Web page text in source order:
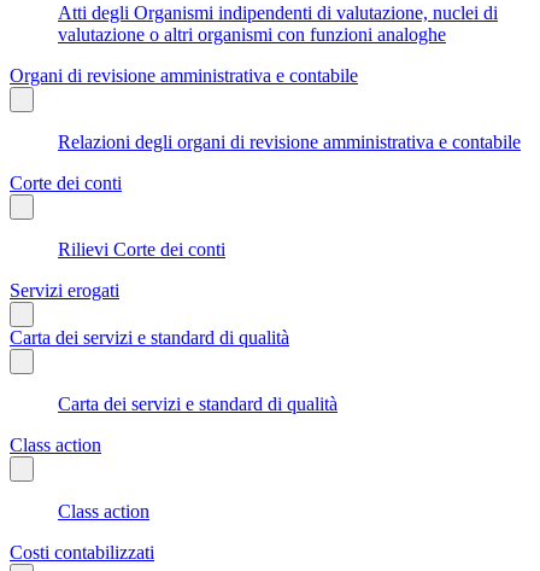
Atti degli Organismi indipendenti di valutazione, nuclei di
valutazione o altri organismi con funzioni analoghe
Organi di revisione amministrativa e contabile
Relazioni degli organi di revisione amministrativa e contabile
Corte dei conti
Rilievi Corte dei conti
Servizi erogati
Carta dei servizi e standard di qualità
Carta dei servizi e standard di qualità
Class action
Class action
Costi contabilizzati